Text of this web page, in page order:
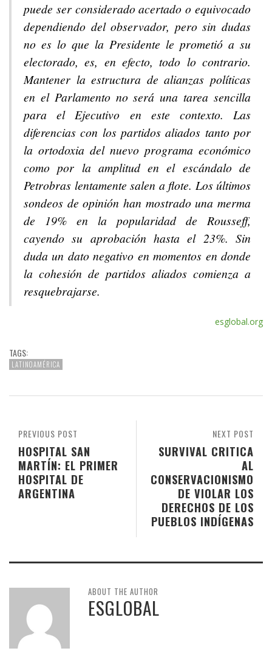
puede ser considerado acertado o equivocado
dependiendo del observador, pero sin dudas
no es lo que la Presidente le prometió a su
electorado, es, en efecto, todo lo contrario.
Mantener la estructura de alianzas políticas
en el Parlamento no será una tarea sencilla
para el Ejecutivo en este contexto. Las
diferencias con los partidos aliados tanto por
la ortodoxia del nuevo programa económico
como por la amplitud en el escándalo de
Petrobras lentamente salen a flote. Los últimos
sondeos de opinión han mostrado una merma
de 19% en la popularidad de Rousseff,
cayendo su aprobación hasta el 23%. Sin
duda un dato negativo en momentos en donde
la cohesión de partidos aliados comienza a
resquebrajarse.
esglobal.org
TAGS:
LATINOAMÉRICA
NEXT POST
SURVIVAL CRITICA
AL
CONSERVACIONISMO
DE VIOLAR LOS
DERECHOS DE LOS
PUEBLOS INDÍGENAS
PREVIOUS POST
HOSPITAL SAN
MARTÍN: EL PRIMER
HOSPITAL DE
ARGENTINA
ABOUT THE AUTHOR
ESGLOBAL